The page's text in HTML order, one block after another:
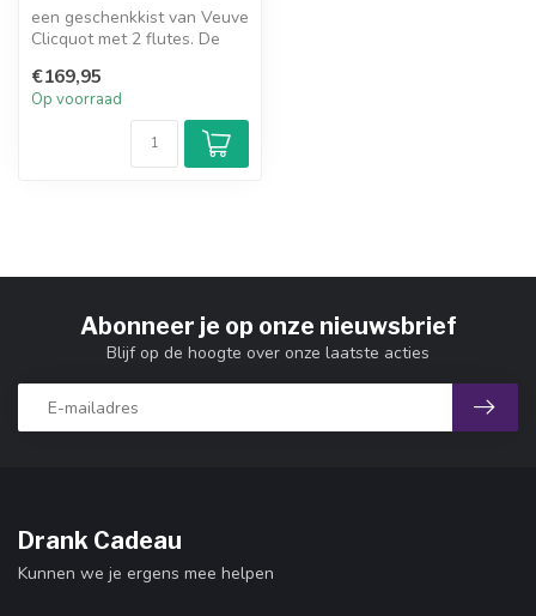
een geschenkkist van Veuve
Clicquot met 2 flutes. De
€169,95
Op voorraad
Abonneer je op onze nieuwsbrief
Blijf op de hoogte over onze laatste acties
Drank Cadeau
Kunnen we je ergens mee helpen